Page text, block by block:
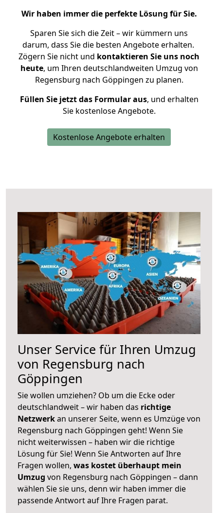
Wir haben immer die perfekte Lösung für Sie.
Sparen Sie sich die Zeit – wir kümmern uns
darum, dass Sie die besten Angebote erhalten.
Zögern Sie nicht und kontaktieren Sie uns noch
heute, um Ihren deutschlandweiten Umzug von
Regensburg nach Göppingen zu planen.
Füllen Sie jetzt das Formular aus, und erhalten
Sie kostenlose Angebote.
Kostenlose Angebote erhalten
Unser Service für Ihren Umzug
von Regensburg nach
Göppingen
Sie wollen umziehen? Ob um die Ecke oder
deutschlandweit – wir haben das richtige
Netzwerkan unserer Seite, wenn es Umzüge von
Regensburg nach Göppingen geht! Wenn Sie
nicht weiterwissen – haben wir die richtige
Lösung für Sie! Wenn Sie Antworten auf Ihre
Fragen wollen, was kostet überhaupt mein
Umzug von Regensburg nach Göppingen – dann
wählen Sie sie uns, denn wir haben immer die
passende Antwort auf Ihre Fragen parat.